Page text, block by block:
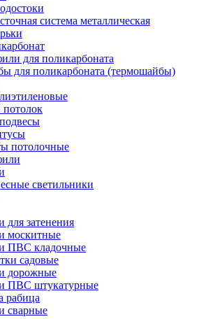
система металлическая
для поликарбоната
для поликарбоната (термошайбы)
потолочные
светильники
для затенения
москитные
ПВС кладочные
садовые
дорожные
ПВС штукатурные
рабица
сварные